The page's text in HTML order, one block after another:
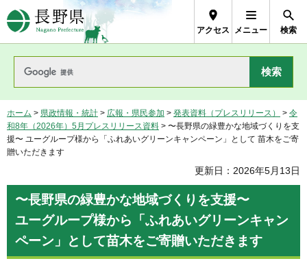
長野県Nagano Prefecture
アクセス メニュー 検索
ホーム > 県政情報・統計 > 広報・県民参加 > 発表資料（プレスリリース） > 令
和8年（2026年）5月プレスリリース資料 > 〜⻑野県の緑豊かな地域づくりを⽀
援〜 ユーグループ様から「ふれあいグリーンキャンペーン」として 苗木をご寄
贈いただきます
更新日：2026年5月13日
〜⻑野県の緑豊かな地域づくりを⽀援〜
ユーグループ様から「ふれあいグリーンキャン
ペーン」として苗木をご寄贈いただきます